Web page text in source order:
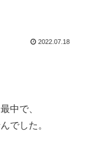
2022.07.18
中で、
でした。